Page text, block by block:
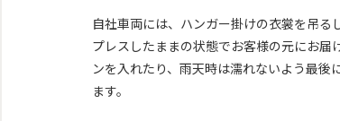
自社車両には、ハンガー掛けの衣裳を吊る
プレスしたままの状態でお客様の元にお届
ンを入れたり、⾬天時は濡れないよう最後
ます。